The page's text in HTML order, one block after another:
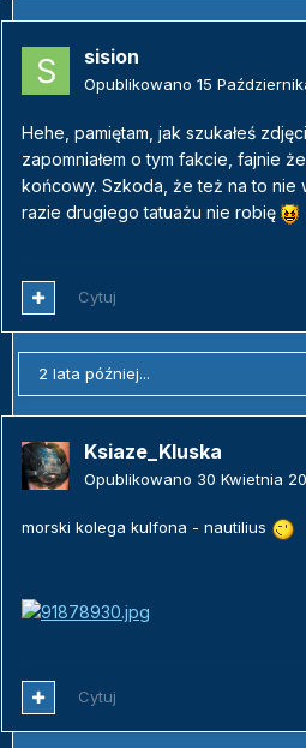
sision
Opublikowano 15
Hehe, pamiętam, jak szukałeś
zapomniałem o tym fakcie, fajnie
końcowy. Szkoda, że też na to nie
razie drugiego tatuażu nie robię
Cytuj
2 lata później...
Ksiaze_Kluska
Opublikowano 30 Kwietnia
morski kolega kulfona - nautilius
Cytuj